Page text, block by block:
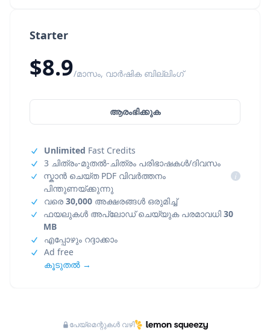
Starter
$8.9/മാസം, വാർഷിക ബില്ലിംഗ്
ആരംഭിക്കുക
Unlimited Fast Credits
3 ചിത്രം-മുതൽ-ചിത്രം പരിഭാഷകൾ/ദിവസം
സ്കാൻ ചെയ്ത PDF വിവർത്തനം
പിന്തുണയ്ക്കുന്നു
i
വരെ 30,000 അക്ഷരങ്ങൾ ഒരുമിച്ച്
ഫയലുകൾ അപ്‌ലോഡ് ചെയ്യുക പരമാവധി30
MB
എപ്പോഴും റദ്ദാക്കാം
Ad free
കൂടുതൽ →
പേയ്‌മെന്റുകൾ വഴി